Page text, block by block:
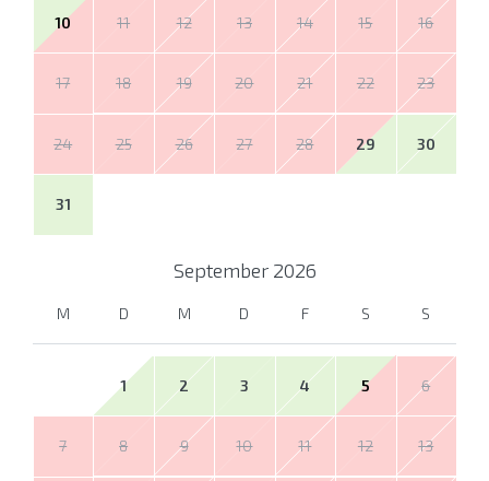
10 11 12 13 14 15 16
17 18 19 20 21 22 23
24 25 26 27 28 29 30
31
September 2026
M D M D F S S
1 2 3 4 5 6
7 8 9 10 11 12 13